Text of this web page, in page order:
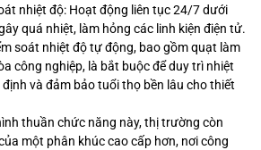
nhiệt độ: Hoạt động liên tục 24/7 dưới
quá nhiệt, làm hỏng các linh kiện điện tử.
soát nhiệt độ tự động, bao gồm quạt làm
công nghiệp, là bắt buộc để duy trì nhiệt
và đảm bảo tuổi thọ bền lâu cho thiết
thuần chức năng này, thị trường còn
một phân khúc cao cấp hơn, nơi công